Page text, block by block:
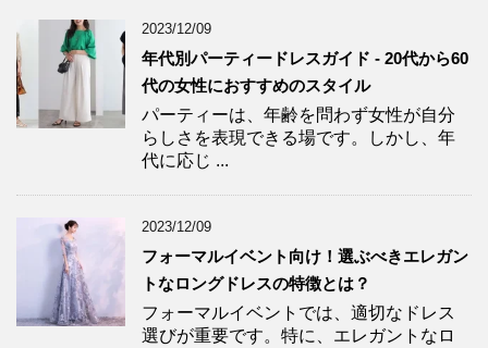
2023/12/09
年代別パーティードレスガイド - 20代から60
代の女性におすすめのスタイル
パーティーは、年齢を問わず女性が自分
らしさを表現できる場です。しかし、年
代に応じ ...
2023/12/09
フォーマルイベント向け！選ぶべきエレガン
トなロングドレスの特徴とは？
フォーマルイベントでは、適切なドレス
選びが重要です。特に、エレガントなロ